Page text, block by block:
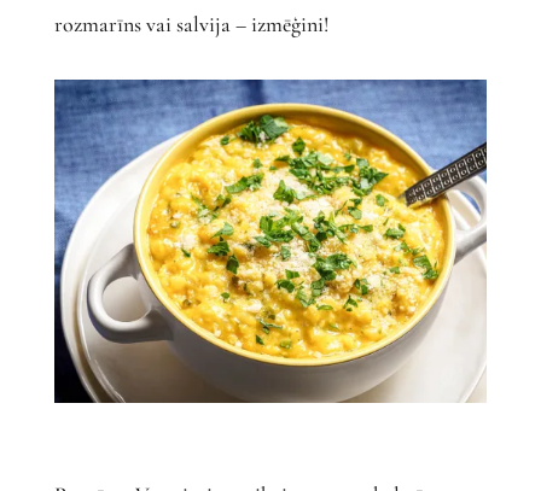
rozmarīns vai salvija – izmēģini!